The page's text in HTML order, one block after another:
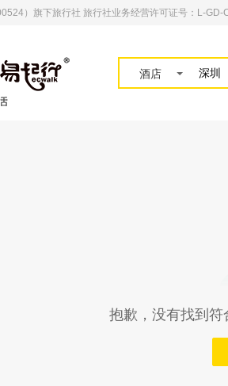
）旗下旅行社 旅行社业务经营许可证号：L-GD-
酒店
抱歉，没有找到